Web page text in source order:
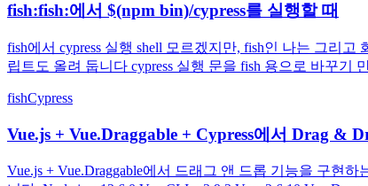
fish:fish:에서 $(npm bin)/cypress를 실행할 때
fish에서 cypress 실행 shell 모르겠지만, fish인 나는 그리
립트도 올려 둡니다 cypress 실행 문을 fish 용으로 바꾸기
fishCypress
Vue.js + Vue.Draggable + Cypress에서 Drag &
Vue.js + Vue.Draggable에서 드래그 앤 드롭 기능을 구현